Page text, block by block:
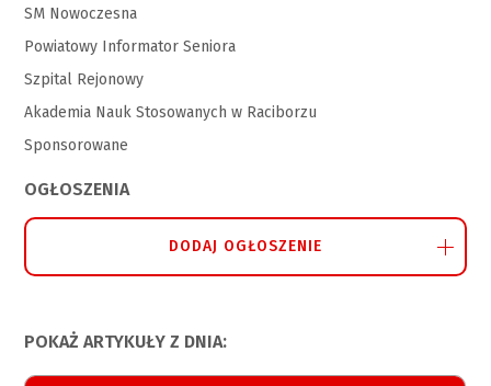
SM Nowoczesna
Powiatowy Informator Seniora
Szpital Rejonowy
Akademia Nauk Stosowanych w Raciborzu
Sponsorowane
OGŁOSZENIA
DODAJ OGŁOSZENIE
POKAŻ ARTYKUŁY Z DNIA: